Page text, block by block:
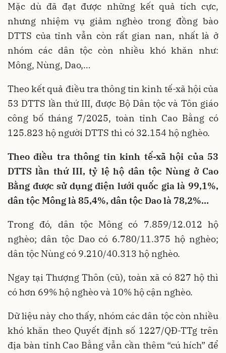
Mặc dù đã đạt được những kết quả tích cực,
nhưng nhiệm vụ giảm nghèo trong đồng bào
DTTS của tỉnh vẫn còn rất gian nan, nhất là ở
nhóm các dân tộc còn nhiều khó khăn như:
Mông, Nùng, Dao,…
Theo kết quả điều tra thông tin kinh tế-xã hội của
53 DTTS lần thứ III, được Bộ Dân tộc và Tôn giáo
công bố tháng 7/2025, toàn tỉnh Cao Bằng có
125.823 hộ người DTTS thì có 32.154 hộ nghèo.
Theo điều tra thông tin kinh tế-xã hội của 53
DTTS lần thứ III, tỷ lệ hộ dân tộc Nùng ở Cao
Bằng được sử dụng điện lưới quốc gia là 99,1%,
dân tộc Mông là 85,4%, dân tộc Dao là 78,2%…
Trong đó, dân tộc Mông có 7.859/12.012 hộ
nghèo; dân tộc Dao có 6.780/11.375 hộ nghèo;
dân tộc Nùng có 9.210/40.313 hộ nghèo.
Ngay tại Thượng Thôn (cũ), toàn xã có 827 hộ thì
có hơn 69% hộ nghèo và 10% hộ cận nghèo.
Dữ liệu này cho thấy, nhóm các dân tộc còn nhiều
khó khăn theo Quyết định số 1227/QĐ-TTg trên
địa bàn tỉnh Cao Bằng vẫn cần thêm “cú hích” để